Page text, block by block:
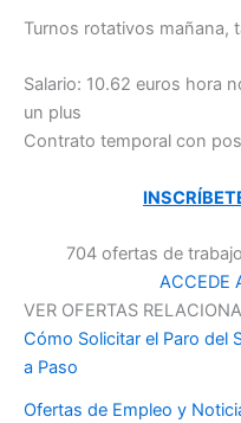
Turnos rotativos mañana,
Salario: 10.62 euros hora
un plus
Contrato temporal con
704 ofertas de
ACCEDE
VER OFERTAS
Cómo Solicitar el Paro del
a Paso
Ofertas de Empleo y